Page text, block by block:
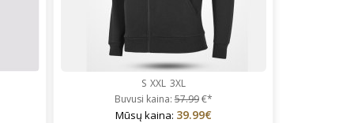
S XXL 3XL
Buvusi kaina:57.99€*
Mūsų kaina: 39.99€